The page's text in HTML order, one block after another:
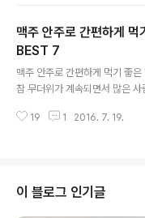
는 월급만으로는 대한민국에서
음을 깨닫고 본격적인 돈 공부를
과 현재 서울에 위치한 상가 및
원 상당의 자산가가 될 수 있었
려주는 부자가 되는 비법 10가지
기 위한 '방법'이 아닌 '이유'를 찾
맥주 안주로 간편하게 먹
BEST 7
맥주 안주로 간편하게 먹기 좋
참 무더위가 계속되면서 많은 사
한 캔을 사서 마시기도 하는데
함께 오늘 밤 시원한 바람을 맞
것은 어떨까요? 1. 하림 스모크
19 1 2016. 7. 19.
이 블로그 인기글